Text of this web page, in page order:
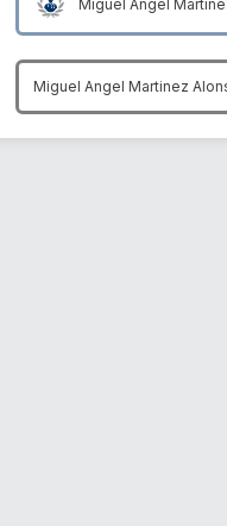
Miguel Angel
Miguel Angel Martinez